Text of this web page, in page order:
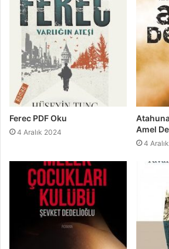
Ferec PDF Oku
4 Aralık 2024
Amel
4